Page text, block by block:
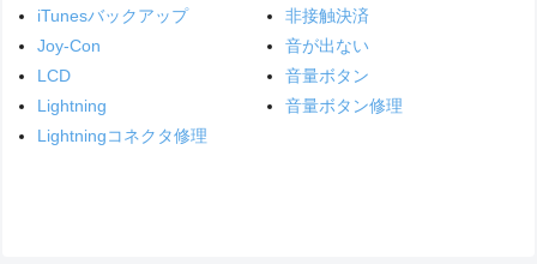
iTunesバックアップ
Joy-Con
LCD
Lightning
Lightningコネクタ修理
非接触決済
音が出ない
音量ボタン
音量ボタン修理